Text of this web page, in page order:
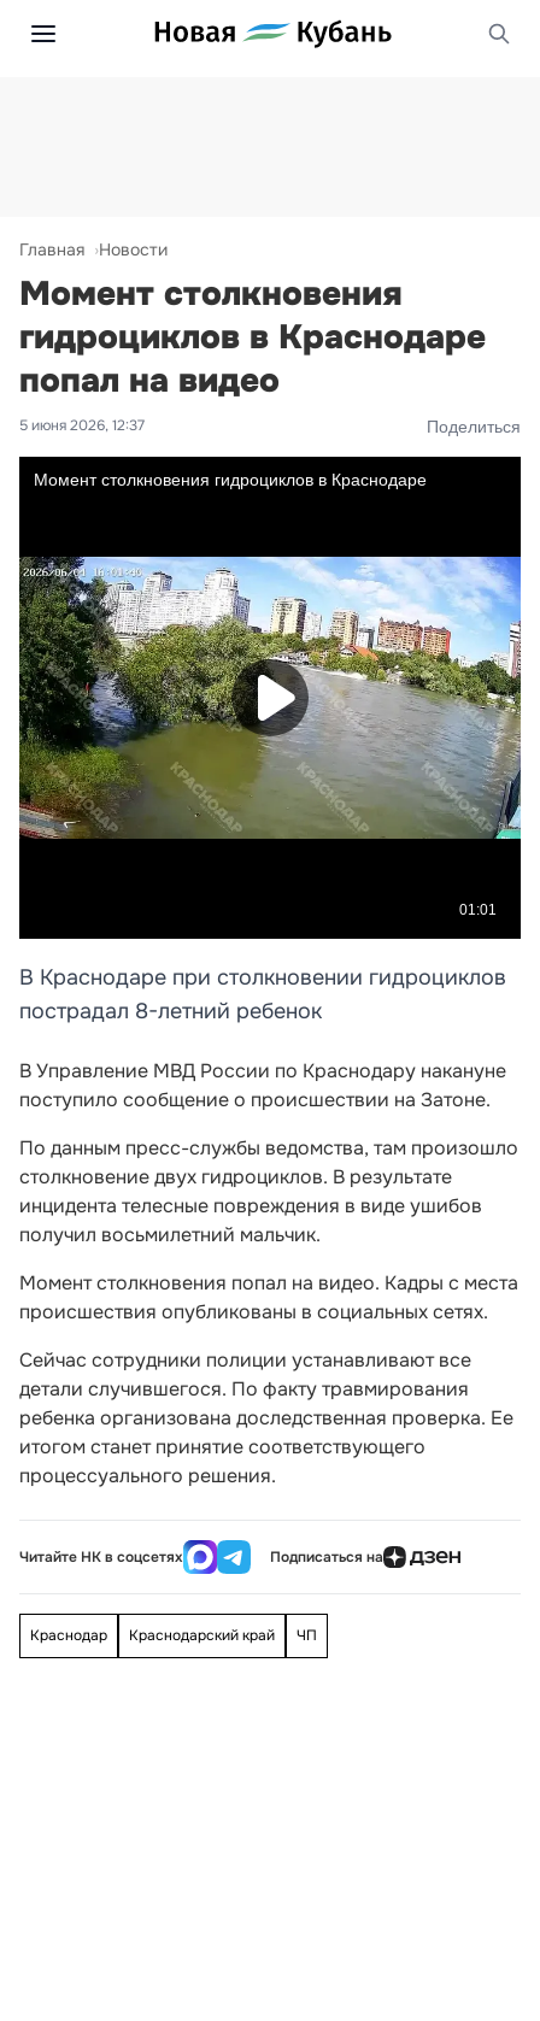
Главная Новости
Момент столкновения
гидроциклов в Краснодаре
попал на видео
5 июня 2026, 12:37 Поделиться
В Краснодаре при столкновении гидроциклов
пострадал 8-летний ребенок
В Управление МВД России по Краснодару накануне
поступило сообщение о происшествии на Затоне.
По данным пресс-службы ведомства, там произошло
столкновение двух гидроциклов. В результате
инцидента телесные повреждения в виде ушибов
получил восьмилетний мальчик.
Момент столкновения попал на видео. Кадры с места
происшествия опубликованы в социальных сетях.
Сейчас сотрудники полиции устанавливают все
детали случившегося. По факту травмирования
ребенка организована доследственная проверка. Ее
итогом станет принятие соответствующего
процессуального решения.
Читайте НК в соцсетях Подписаться на
Краснодар Краснодарский край ЧП